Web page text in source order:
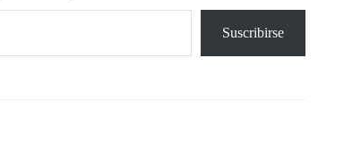
Suscribirse